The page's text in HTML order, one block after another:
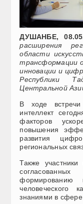
ДУШАНБЕ,
расширения
области
трансформации
инновации и
Республики
Центральной
В ходе
интеллект
факторов
повышения
развития
региональных
Также участники
формированию
человеческого
знаниями в